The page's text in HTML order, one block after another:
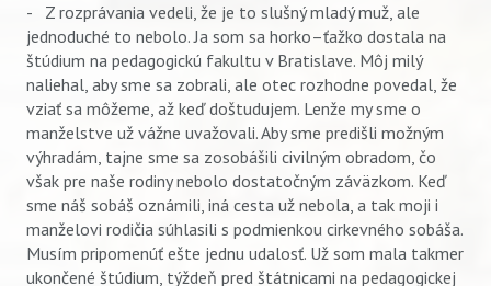
- Z rozprávania vedeli, že je to slušný mladý muž, ale
jednoduché to nebolo. Ja som sa horko–ťažko dostala na
štúdium na pedagogickú fakultu v Bratislave. Môj milý
naliehal, aby sme sa zobrali, ale otec rozhodne povedal, že
vziať sa môžeme, až keď doštudujem. Lenže my sme o
manželstve už vážne uvažovali. Aby sme predišli možným
výhradám, tajne sme sa zosobášili civilným obradom, čo
však pre naše rodiny nebolo dostatočným záväzkom. Keď
sme náš sobáš oznámili, iná cesta už nebola, a tak moji i
manželovi rodičia súhlasili s podmienkou cirkevného sobáša.
Musím pripomenúť ešte jednu udalosť. Už som mala takmer
ukončené štúdium, týždeň pred štátnicami na pedagogickej